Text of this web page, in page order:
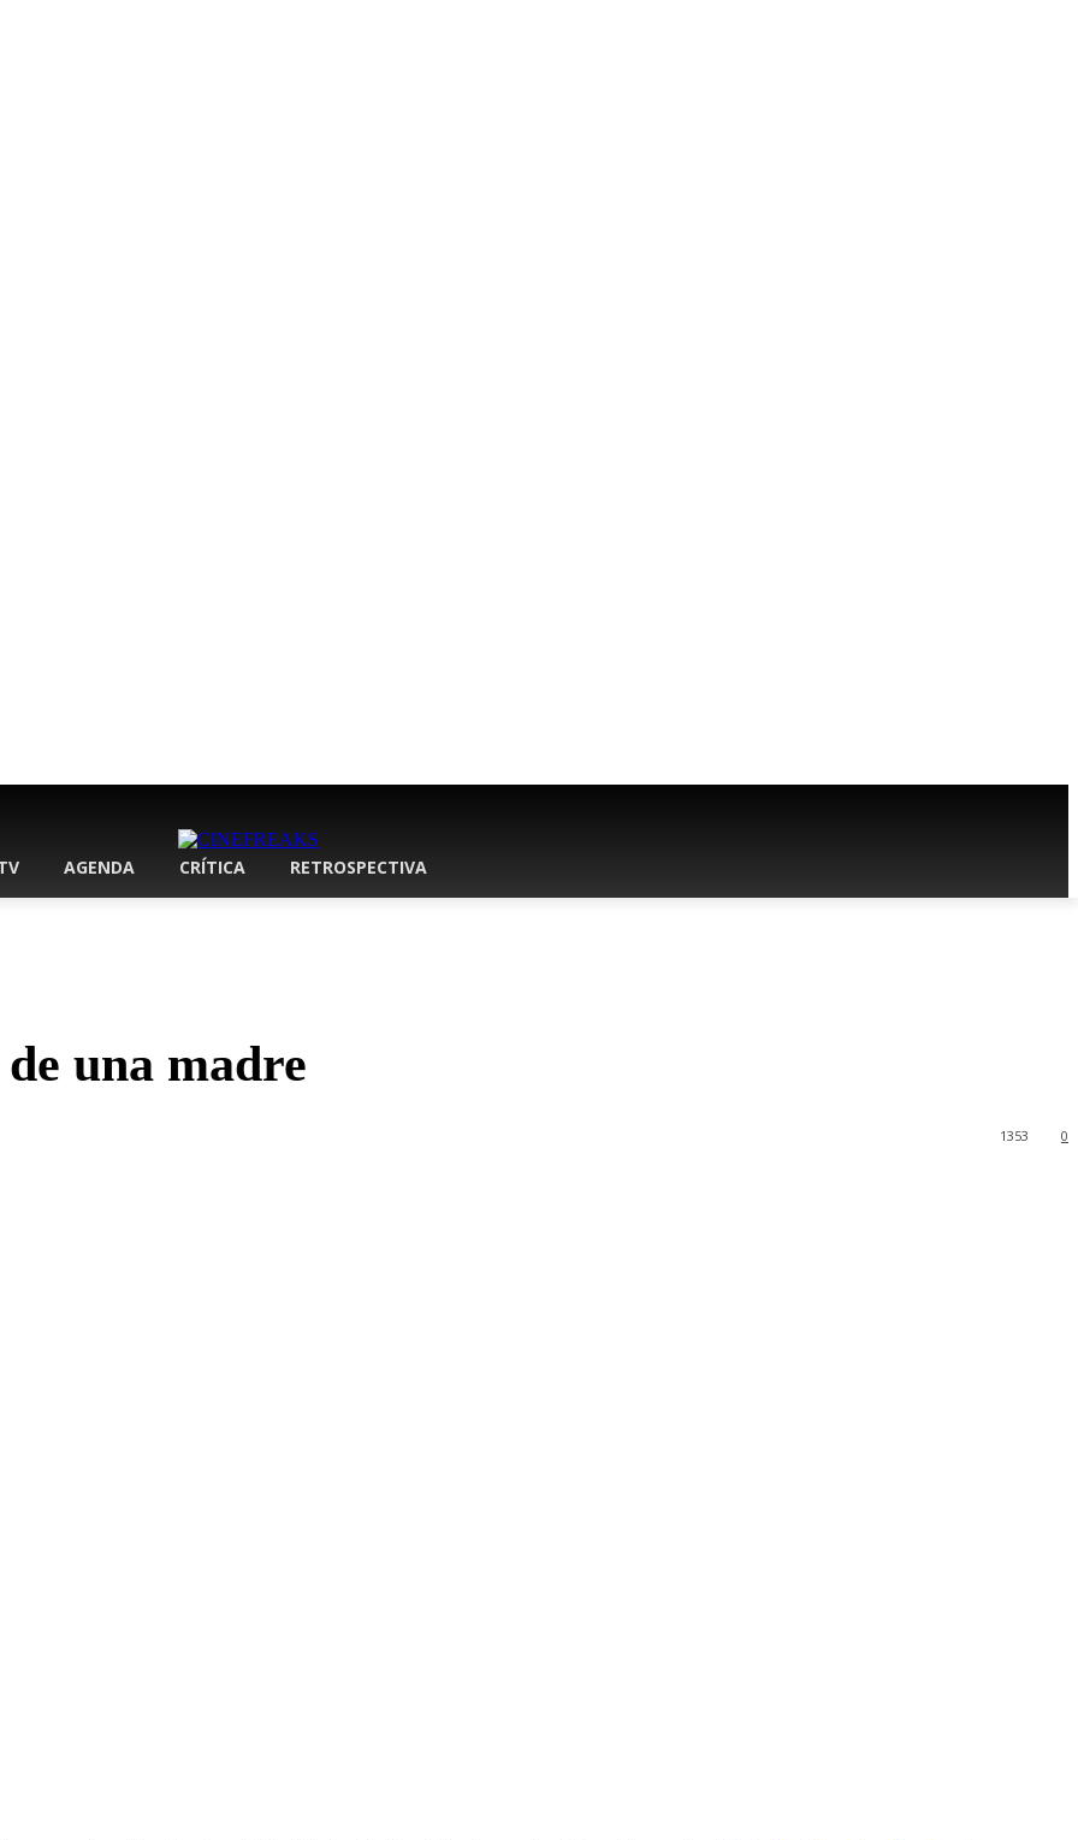
AGENDA CRÍTICA RETROSPECTIVA
una madre
0
1353